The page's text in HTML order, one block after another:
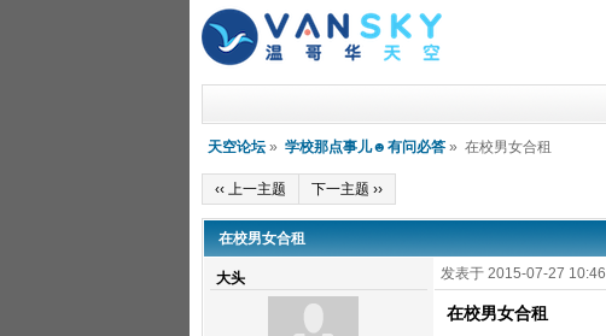
天空论坛 » 学校那点事儿☻有问必答 » 在校男女合租
‹‹ 上一主题 下一主题 ››
在校男女合租
大头 发表于 2015-07-27 10:46
在校男女合租